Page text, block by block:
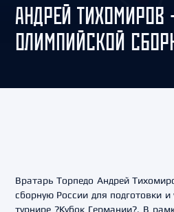
АНДРЕЙ ТИХОМИРОВ
ОЛИМПИЙСКОЙ
Вратарь Торпедо Андрей
сборную России для подготовки
турнире ?Кубок Германии?. В